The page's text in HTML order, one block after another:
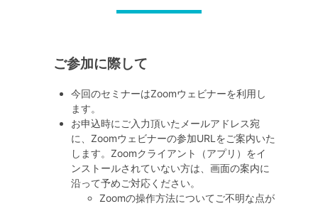
ご参加に際して
今回のセミナーはZoomウェビナーを利用し
ます。
お申込時にご入力頂いたメールアドレス宛
に、Zoomウェビナーの参加URLをご案内いた
します。Zoomクライアント（アプリ）をイ
ンストールされていない方は、画面の案内に
沿って予めご対応ください。
Zoomの操作方法についてご不明な点が